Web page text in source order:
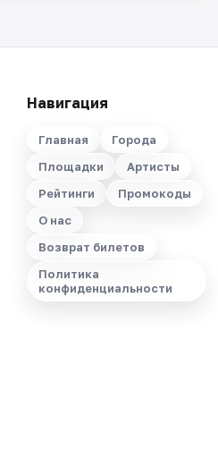
Навигация
Главная
Города
Площадки
Артисты
Рейтинги
Промокоды
О нас
Возврат билетов
Политика
конфиденциальности